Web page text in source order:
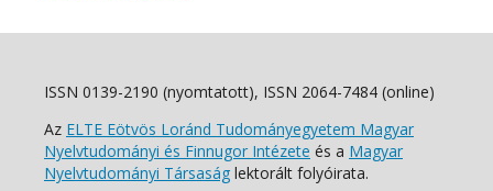
ISSN 0139-2190 (nyomtatott), ISSN 2064-7484 (online)
Az ELTE Eötvös Loránd Tudományegyetem Magyar
Nyelvtudományi és Finnugor Intézete és a Magyar
Nyelvtudományi Társaság lektorált folyóirata.